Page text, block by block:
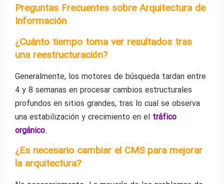
Preguntas Frecuentes sobre Arquitectura de
Información
¿Cuánto tiempo toma ver resultados tras
una reestructuración?
Generalmente, los motores de búsqueda tardan entre
4 y 8 semanas en procesar cambios estructurales
profundos en sitios grandes, tras lo cual se observa
una estabilización y crecimiento en el tráfico
orgánico.
¿Es necesario cambiar el CMS para mejorar
la arquitectura?